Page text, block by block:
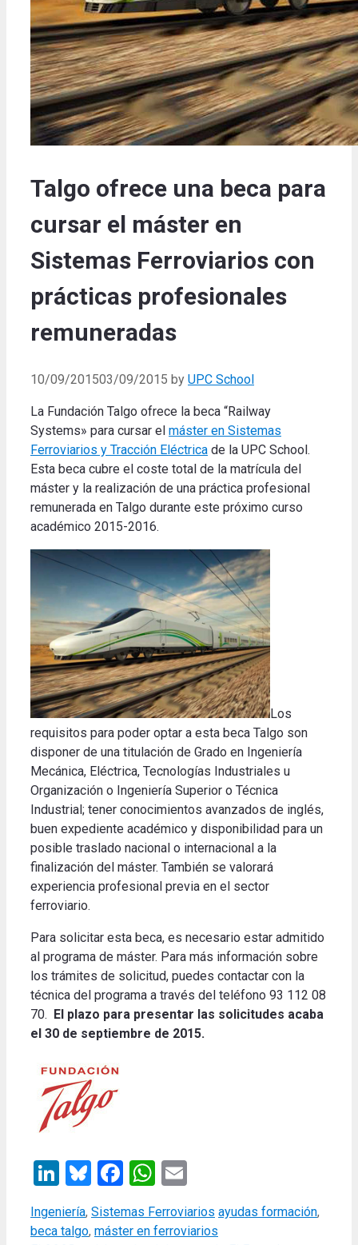
Talgo ofrece una beca para
cursar el máster en
Sistemas Ferroviarios con
prácticas profesionales
remuneradas
10/09/201503/09/2015 by UPC School
La Fundación Talgo ofrece la beca “Railway
Systems» para cursar el máster en Sistemas
Ferroviarios y Tracción Eléctrica de la UPC School.
Esta beca cubre el coste total de la matrícula del
máster y la realización de una práctica profesional
remunerada en Talgo durante este próximo curso
académico 2015-2016.
Los
requisitos para poder optar a esta beca Talgo son
disponer de una titulación de Grado en Ingeniería
Mecánica, Eléctrica, Tecnologías Industriales u
Organización o Ingeniería Superior o Técnica
Industrial; tener conocimientos avanzados de inglés,
buen expediente académico y disponibilidad para un
posible traslado nacional o internacional a la
finalización del máster. También se valorará
experiencia profesional previa en el sector
ferroviario.
Para solicitar esta beca, es necesario estar admitido
al programa de máster. Para más información sobre
los trámites de solicitud, puedes contactar con la
técnica del programa a través del teléfono 93 112 08
70.
El plazo para presentar las solicitudes acaba
el 30 de septiembre de 2015.
LinkedIn
Bluesky
Facebook
WhatsApp
Categories
Ingeniería, Sistemas Ferroviarios Tags
ayudas formación,
beca talgo, máster en ferroviarios